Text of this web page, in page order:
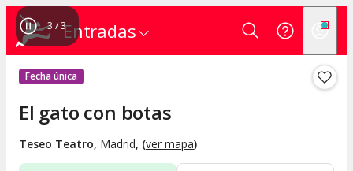
Entradas
3 /3
Fecha única
El gato con botas
Teseo Teatro, Madrid, (ver mapa)